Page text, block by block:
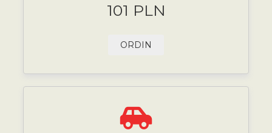
101 PLN
ORDIN